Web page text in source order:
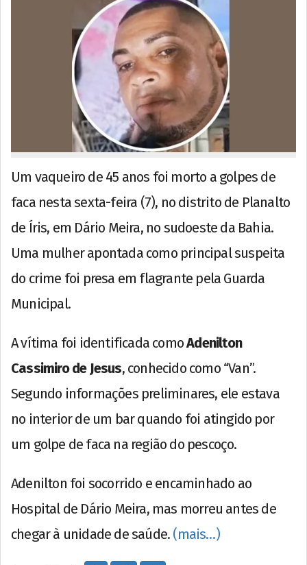
Um vaqueiro de 45 anos foi morto a golpes de
faca nesta sexta-feira (7), no distrito de Planalto
de Íris, em Dário Meira, no sudoeste da Bahia.
Uma mulher apontada como principal suspeita
do crime foi presa em flagrante pela Guarda
Municipal.
A vítima foi identificada comoAdenilton
Cassimiro de Jesus, conhecido como “Van”.
Segundo informações preliminares, ele estava
no interior de um bar quando foi atingido por
um golpe de faca na região do pescoço.
Adenilton foi socorrido e encaminhado ao
Hospital de Dário Meira, mas morreu antes de
chegar à unidade de saúde. (mais…)